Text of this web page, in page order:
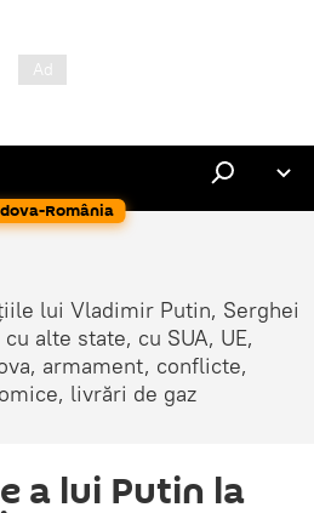
România
lui Vladimir Putin, Serghei
alte state, cu SUA, UE,
armament, conflicte,
livrări de gaz
a lui Putin la